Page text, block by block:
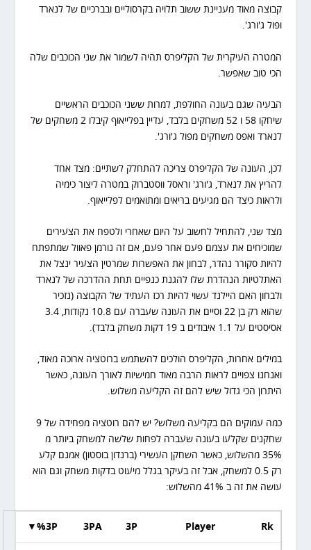
קבוצה מאוד מעניינת ששוב תלויה בקרסוליים ובברכיים של לנארד
ופול ג'ורג'.
המטרה העיקרית של הקליפרס תהיה לשמור את שני הכוכבים שלה
הכי טוב שאפשר.
הבעיה שגם בעונה החולפת, למרות ששני הכוכבים הראשיים
שיחקו 58 ו 52 משחקים בלבד, עדיין בפלייאוף קיבלו 2 משחקים של
לנארד ואפס משחקים מפול ג'ורג'.
לכן, העונה של הקליפרס צריכה להתחלק לשתיים: מצד אחד
להריץ את לנארד, ג'ורג' וראסל ווסטברוק במטרה ליצור כימיה
ולראות כיצד הם מגיעים בריאים ומתואמים לפלייאוף.
מצד שני, להתחיל לחשוב על היום שאחרי ולטפח את הצעירים
שמוכיחים את עצמם פעם אחר פעם, אם זה נורמן פאוול שמתפתח
להיות סקורר נהדר, לבחון את האפשרות שמרטין הצעיר ינצל את
האתלטיות הנהדרת שלו להגנת כנפיים תחת ההדרכה של לנארד
ולבחון האם היילנד עשוי להיות רכז העתיד של הקבוצה (נזכיר
שהוא רק בן 22 וסיים את העונה שעברה עם 10.8 נקודות, 3.4
אסיסטים על 1.1 איבודים ב 19 דקות משחק בלבד).
במילים אחרות, הקליפרס הולכים להשתמש ברוטציה ארוכה מאוד,
ואנחנו צפויים לראות הרבה מאוד חמישיות לאורך העונה, כאשר
היתרון הכי גדול שיש להם זה הקליעה משלוש.
כמה עמוקים הם בקליעה משלוש? יש להם רוטציה מפחידה של 9
שחקנים שקלעו בעונה שעברה לפחות שלשה למשחק ביותר מ
35% מהשלוש, כאשר השחקן העשירי (ברנדון בוסטון) אמנם קלע
רק 0.5 למשחק, אבל זה בעיקר בגלל מיעוט בדקות משחק וגם הוא
עושה את זה ב 41% מהשלוש:
Rk
Player
3P
3PA
3P%▼